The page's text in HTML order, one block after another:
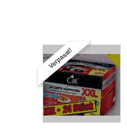
Verpasst!